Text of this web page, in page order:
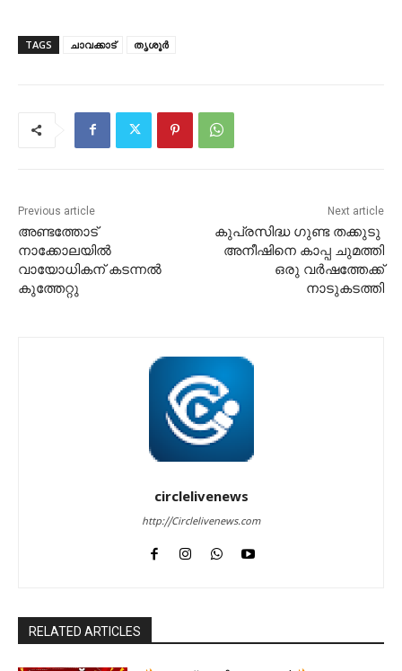
TAGS ചാവക്കാട് തൃശൂർ
Previous article
അണ്ടത്തോട്
നാക്കോലയിൽ
വായോധികന് കടന്നൽ
കുത്തേറ്റു
Next article
കുപ്രസിദ്ധ ഗുണ്ട തക്കുടു
അനീഷിനെ കാപ്പ ചുമത്തി
ഒരു വർഷത്തേക്ക്
നാടുകടത്തി
circlelivenews
http://Circlelivenews.com
RELATED ARTICLES